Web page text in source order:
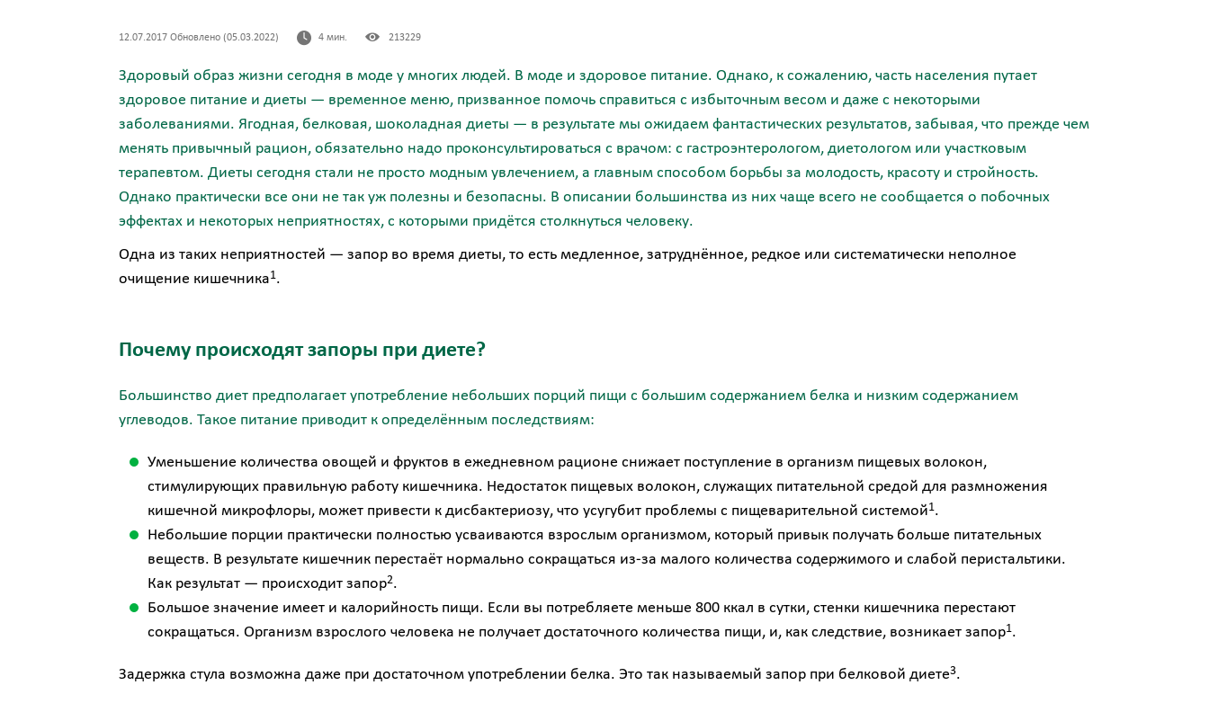
12.07.2017 Обновлено (05.03.2022) 4 мин. 213229
Здоровый образ жизни сегодня в моде у многих людей. В моде и здоровое питание. Однако, к сожалению, часть населения путает
здоровое питание и диеты — временное меню, призванное помочь справиться с избыточным весом и даже с некоторыми
заболеваниями. Ягодная, белковая, шоколадная диеты — в результате мы ожидаем фантастических результатов, забывая, что прежде чем
менять привычный рацион, обязательно надо проконсультироваться с врачом: c гастроэнтерологом, диетологом или участковым
терапевтом. Диеты сегодня стали не просто модным увлечением, а главным способом борьбы за молодость, красоту и стройность.
Однако практически все они не так уж полезны и безопасны. В описании большинства из них чаще всего не сообщается о побочных
эффектах и некоторых неприятностях, с которыми придётся столкнуться человеку.
Одна из таких неприятностей — запор во время диеты, то есть медленное, затруднённое, редкое или систематически неполное
очищение кишечника1.
Почему происходят запоры при диете?
Большинство диет предполагает употребление небольших порций пищи с большим содержанием белка и низким содержанием
углеводов. Такое питание приводит к определённым последствиям:
Уменьшение количества овощей и фруктов в ежедневном рационе снижает поступление в организм пищевых волокон,
стимулирующих правильную работу кишечника. Недостаток пищевых волокон, служащих питательной средой для размножения
кишечной микрофлоры, может привести к дисбактериозу, что усугубит проблемы с пищеварительной системой1.
Небольшие порции практически полностью усваиваются взрослым организмом, который привык получать больше питательных
веществ. В результате кишечник перестаёт нормально сокращаться из-за малого количества содержимого и слабой перистальтики.
Как результат — происходит запор2.
Большое значение имеет и калорийность пищи. Если вы потребляете меньше 800 ккал в сутки, стенки кишечника перестают
сокращаться. Организм взрослого человека не получает достаточного количества пищи, и, как следствие, возникает запор1.
Задержка стула возможна даже при достаточном употреблении белка. Это так называемый запор при белковой диете3.